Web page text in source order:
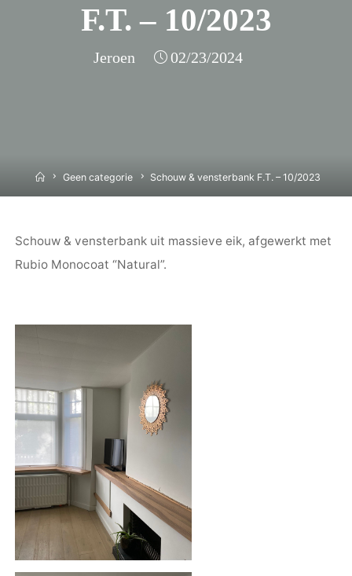
F.T. – 10/2023
Jeroen 02/23/2024
HomeGeen categorie Schouw & vensterbank F.T. – 10/2023
Schouw & vensterbank uit massieve eik, afgewerkt met
Rubio Monocoat “Natural”.